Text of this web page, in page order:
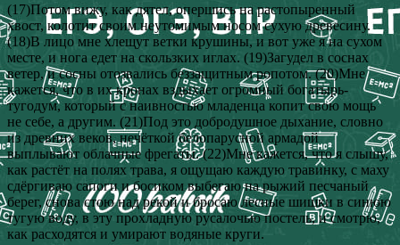
(17)Потом вижу, как дятел, опершись на растопыренный
хвост, колотит своим неутомимым носом сухую древесину.
(18)В лицо мне хлещут ветки крушины, и вот уже я на сухом
месте, и нога едет на скользких иглах. (19)Загудел в соснах
ветер, и сосны отозвались беззащитным ропотом. (20)Мне
кажется, что в их кронах вздыхает огромный богатырь-
тугодум, который с наивностью младенца копит свою мощь
не себе, а другим. (21)Под это добродушное дыхание, словно
из древних веков, нечёткой белопарусной армадой
выплывают облачные фрегаты. (22)Мне кажется, что я слышу,
как растёт на полях трава, я ощущаю каждую травинку, с маху
сдёргиваю сапоги и босиком выбегаю на рыжий песчаный
берег, снова стою над рекой и бросаю лесные шишки в синюю
тугую воду, в эту прохладную русалочью постель, и смотрю,
как расходятся и умирают водяные круги.